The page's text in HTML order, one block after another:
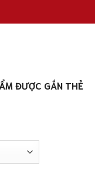
ĐƯỢC GẮN THẺ